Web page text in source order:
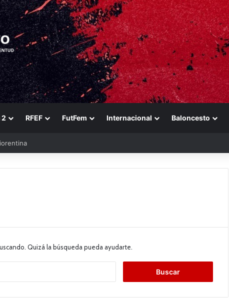
2 RFEF FutFem Internacional Baloncesto
Quizá la búsqueda pueda ayudarte.